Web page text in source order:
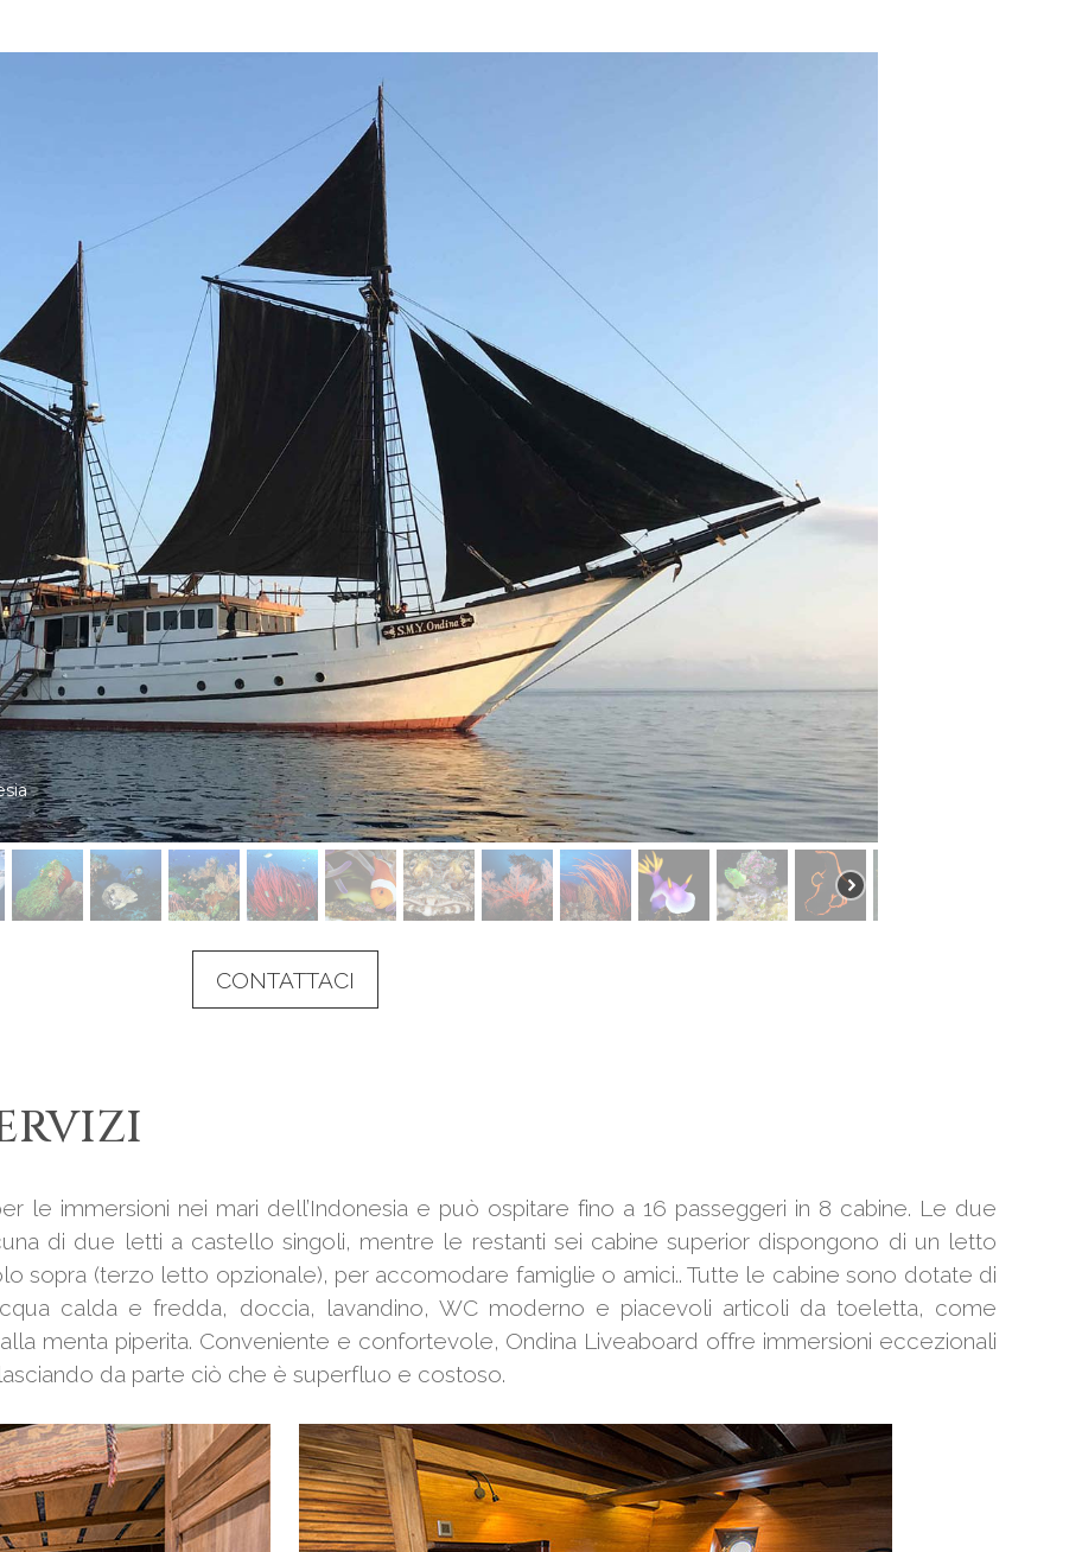
destination only
CONTATTACI
le immersioni nei mari dell’Indonesia e può ospitare fino a 16 passeggeri in 8 cabine. Le due
di due letti a castello singoli, mentre le restanti sei cabine superior dispongono di un letto
sopra (terzo letto opzionale), per accomodare famiglie o amici.. Tutte le cabine sono dotate di
calda e fredda, doccia, lavandino, WC moderno e piacevoli articoli da toeletta, come
menta piperita. Conveniente e confortevole, Ondina Liveaboard offre immersioni eccezionali
da parte ciò che è superfluo e costoso.